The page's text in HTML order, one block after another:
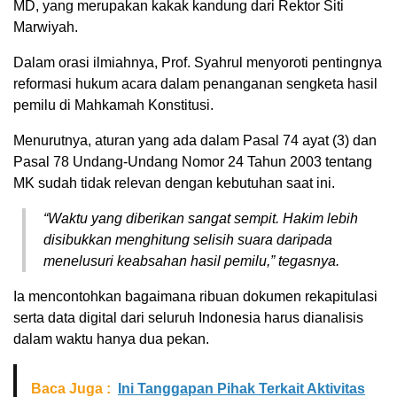
MD, yang merupakan kakak kandung dari Rektor Siti
Marwiyah.
Dalam orasi ilmiahnya, Prof. Syahrul menyoroti pentingnya
reformasi hukum acara dalam penanganan sengketa hasil
pemilu di Mahkamah Konstitusi.
Menurutnya, aturan yang ada dalam Pasal 74 ayat (3) dan
Pasal 78 Undang-Undang Nomor 24 Tahun 2003 tentang
MK sudah tidak relevan dengan kebutuhan saat ini.
“Waktu yang diberikan sangat sempit. Hakim lebih
disibukkan menghitung selisih suara daripada
menelusuri keabsahan hasil pemilu,” tegasnya.
Ia mencontohkan bagaimana ribuan dokumen rekapitulasi
serta data digital dari seluruh Indonesia harus dianalisis
dalam waktu hanya dua pekan.
Baca Juga : Ini Tanggapan Pihak Terkait Aktivitas